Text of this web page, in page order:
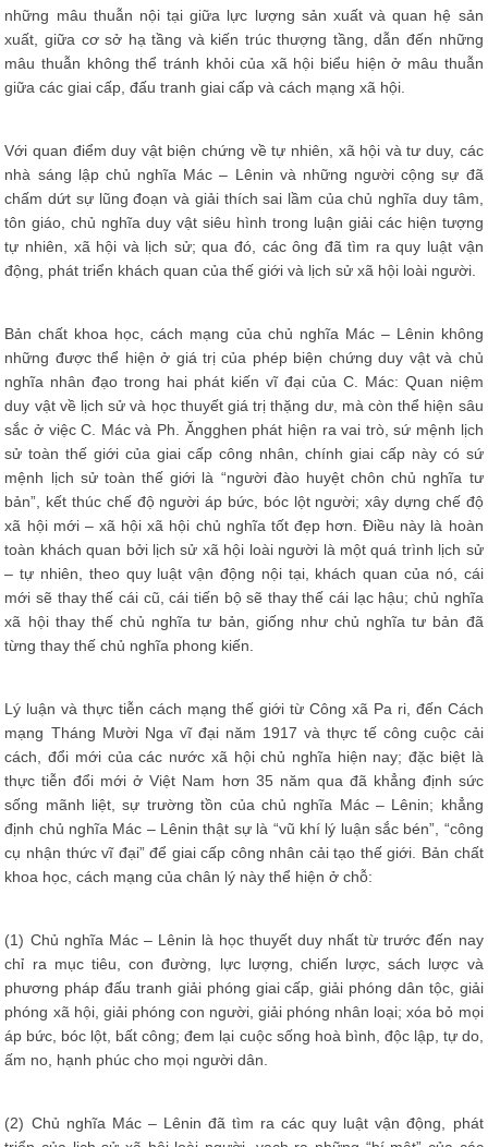
những mâu thuẫn nội tại giữa lực lượng sản xuất và quan hệ sản
xuất, giữa cơ sở hạ tầng và kiến trúc thượng tầng, dẫn đến những
mâu thuẫn không thể tránh khỏi của xã hội biểu hiện ở mâu thuẫn
giữa các giai cấp, đấu tranh giai cấp và cách mạng xã hội.
Với quan điểm duy vật biện chứng về tự nhiên, xã hội và tư duy, các
nhà sáng lập chủ nghĩa Mác – Lênin và những người cộng sự đã
chấm dứt sự lũng đoạn và giải thích sai lầm của chủ nghĩa duy tâm,
tôn giáo, chủ nghĩa duy vật siêu hình trong luận giải các hiện tượng
tự nhiên, xã hội và lịch sử; qua đó, các ông đã tìm ra quy luật vận
động, phát triển khách quan của thế giới và lịch sử xã hội loài người.
Bản chất khoa học, cách mạng của chủ nghĩa Mác – Lênin không
những được thể hiện ở giá trị của phép biện chứng duy vật và chủ
nghĩa nhân đạo trong hai phát kiến vĩ đại của C. Mác: Quan niệm
duy vật về lịch sử và học thuyết giá trị thặng dư, mà còn thể hiện sâu
sắc ở việc C. Mác và Ph. Ăngghen phát hiện ra vai trò, sứ mệnh lịch
sử toàn thế giới của giai cấp công nhân, chính giai cấp này có sứ
mệnh lịch sử toàn thế giới là “người đào huyệt chôn chủ nghĩa tư
bản”, kết thúc chế độ người áp bức, bóc lột người; xây dựng chế độ
xã hội mới – xã hội xã hội chủ nghĩa tốt đẹp hơn. Điều này là hoàn
toàn khách quan bởi lịch sử xã hội loài người là một quá trình lịch sử
– tự nhiên, theo quy luật vận động nội tại, khách quan của nó, cái
mới sẽ thay thế cái cũ, cái tiến bộ sẽ thay thế cái lạc hậu; chủ nghĩa
xã hội thay thế chủ nghĩa tư bản, giống như chủ nghĩa tư bản đã
từng thay thế chủ nghĩa phong kiến.
Lý luận và thực tiễn cách mạng thế giới từ Công xã Pa ri, đến Cách
mạng Tháng Mười Nga vĩ đại năm 1917 và thực tế công cuộc cải
cách, đổi mới của các nước xã hội chủ nghĩa hiện nay; đặc biệt là
thực tiễn đổi mới ở Việt Nam hơn 35 năm qua đã khẳng định sức
sống mãnh liệt, sự trường tồn của chủ nghĩa Mác – Lênin; khẳng
định chủ nghĩa Mác – Lênin thật sự là “vũ khí lý luận sắc bén”, “công
cụ nhận thức vĩ đại” để giai cấp công nhân cải tạo thế giới. Bản chất
khoa học, cách mạng của chân lý này thể hiện ở chỗ:
(1) Chủ nghĩa Mác – Lênin là học thuyết duy nhất từ trước đến nay
chỉ ra mục tiêu, con đường, lực lượng, chiến lược, sách lược và
phương pháp đấu tranh giải phóng giai cấp, giải phóng dân tộc, giải
phóng xã hội, giải phóng con người, giải phóng nhân loại; xóa bỏ mọi
áp bức, bóc lột, bất công; đem lại cuộc sống hoà bình, độc lập, tự do,
ấm no, hạnh phúc cho mọi người dân.
(2) Chủ nghĩa Mác – Lênin đã tìm ra các quy luật vận động, phát